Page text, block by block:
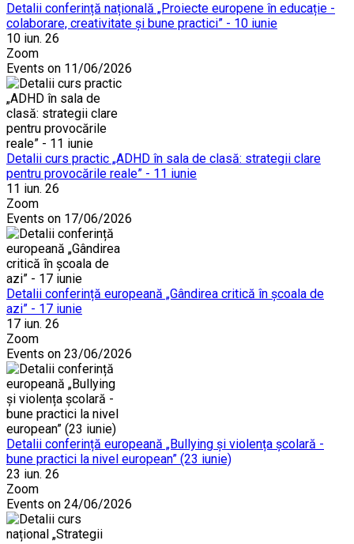
Detalii conferință națională „Proiecte europene în educație -
colaborare, creativitate și bune practici” - 10 iunie
10 iun. 26
Zoom
Events on 11/06/2026
Detalii curs practic „ADHD în sala de clasă: strategii clare
pentru provocările reale” - 11 iunie
11 iun. 26
Zoom
Events on 17/06/2026
Detalii conferință europeană „Gândirea critică în școala de
azi” - 17 iunie
17 iun. 26
Zoom
Events on 23/06/2026
Detalii conferință europeană „Bullying și violența școlară -
bune practici la nivel european” (23 iunie)
23 iun. 26
Zoom
Events on 24/06/2026